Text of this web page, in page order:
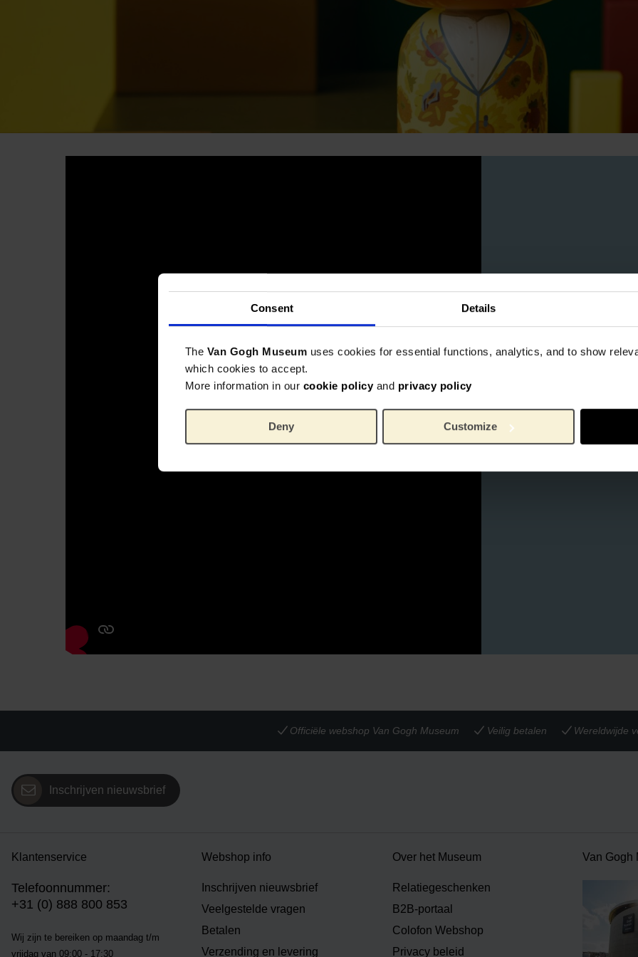
Consent Details
The Van Gogh Museum uses cookies for essential functions, analytics, and to show
which cookies to accept.
More information in our cookie policy and privacy policy
Deny Customize
Nieuwe
handgeschilderd
het Van Gogh
kokeshi-
Zonnebloemenuit
Museum als
Officiële webshop Van Gogh Museum Veilig betalen Wereldwijde
Inschrijven nieuwsbrief
Klantenservice
Telefoonnummer:
+31 (0) 888 800 853
Wij zijn te bereiken op maandag t/m
vrijdag van 09:00 - 17:30
Webshop info
Inschrijven nieuwsbrief
Veelgestelde vragen
Betalen
Verzending en levering
Over het Museum
Relatiegeschenken
B2B-portaal
Colofon Webshop
Privacy beleid
Van Gogh